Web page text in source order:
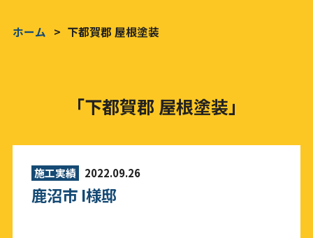
ホーム 下都賀郡 屋根塗装
「下都賀郡 屋根塗装」
施工実績 2022.09.26
鹿沼市 I様邸